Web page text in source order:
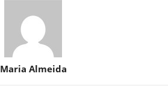
Maria Almeida